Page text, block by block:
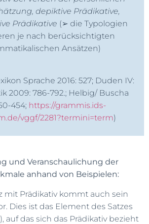
depiktive Prädikative,
Prädikative (➢ die Typologien
je nach berücksichtigten
Ansätzen)
Sprache 2016: 527; Duden IV:
2009: 786-792.; Helbig/ Buscha
454; https://grammis.ids-
vggf/2281?termini=term)
und Veranschaulichung der
anhand von Beispielen:
mit Prädikativ kommt auch sein
Dies ist das Element des Satzes
auf das sich das Prädikativ bezieht